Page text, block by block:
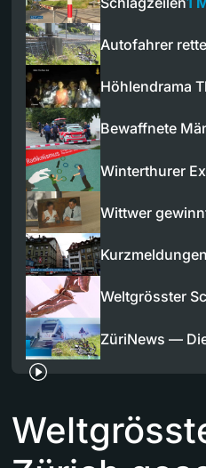
Autofahrer
Höhlendrama
Bewaffnete
Winterthurer
Wittwer
Kurzmeldungen
Weltgrösster
ZüriNews —